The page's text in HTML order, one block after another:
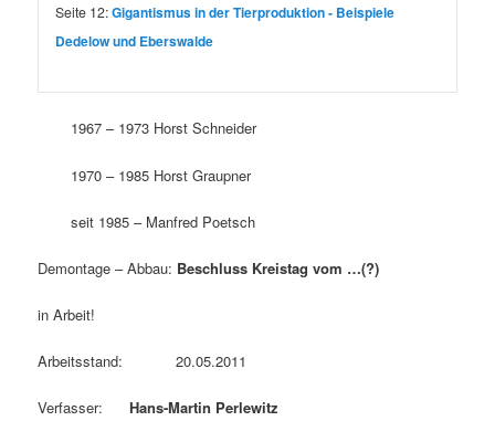
Seite 12:Gigantismus in der Tierproduktion - Beispiele
Dedelow und Eberswalde
1967 – 1973 Horst Schneider
1970 – 1985 Horst Graupner
seit 1985 – Manfred Poetsch
Demontage – Abbau: Beschluss Kreistag vom …(?)
in Arbeit!
Arbeitsstand: 20.05.2011
Verfasser:Hans-Martin Perlewitz